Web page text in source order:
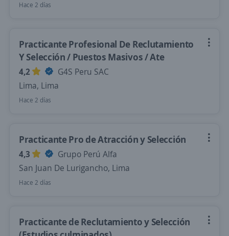
Hace 2 días
Practicante Profesional De Reclutamiento
Y Selección / Puestos Masivos / Ate
4,2
G4S Peru SAC
Lima, Lima
Hace 2 días
Practicante Pro de Atracción y Selección
4,3
Grupo Perú Alfa
San Juan De Lurigancho, Lima
Hace 2 días
Practicante de Reclutamiento y Selección